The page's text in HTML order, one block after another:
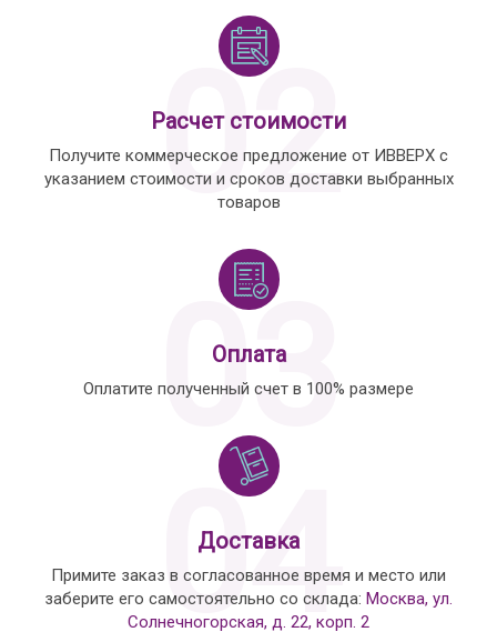
02
Расчет стоимости
Получите коммерческое предложение от ИВВЕРХ с
указанием стоимости и сроков доставки выбранных
товаров
03
Оплата
Оплатите полученный счет в 100% размере
04
Доставка
Примите заказ в согласованное время и место или
заберите его самостоятельно со склада: Москва, ул.
Солнечногорская, д. 22, корп. 2